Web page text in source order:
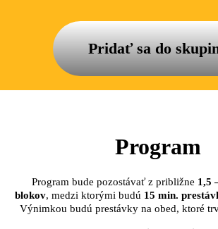
Pridať sa do
Program
Program bude pozostávať z približne 1,5
blokov, medzi ktorými budú 15 min.
Výnimkou budú prestávky na obed, ktoré